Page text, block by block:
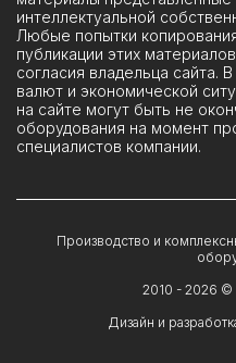
интеллектуальной
Любые попытки
публикации этих
согласия владельца сайта.
валют и экономической
на сайте могут быть не
оборудования на момент
специалистов компании.
2010 - 2026 ©
Производство и
Дизайн и